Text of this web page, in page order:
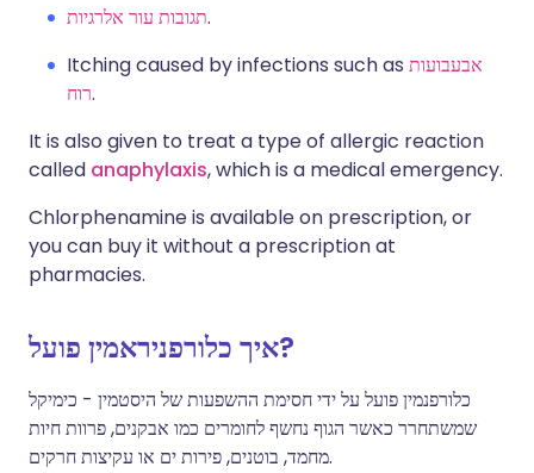
תגובות עור אלרגיות.
Itching caused by infections such as אבעבועות
רוח.
It is also given to treat a type of allergic reaction
called anaphylaxis, which is a medical emergency.
Chlorphenamine is available on prescription, or
you can buy it without a prescription at
pharmacies.
איך כלורפניראמין פועל?
כלורפנמין פועל על ידי חסימת ההשפעות של היסטמין - כימיקל
שמשתחרר כאשר הגוף נחשף לחומרים כמו אבקנים, פרוות חיות
מחמד, בוטנים, פירות ים או עקיצות חרקים.